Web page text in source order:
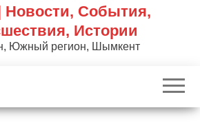
к
р
Новости, События,
Истории
Южный регион, Шымкент